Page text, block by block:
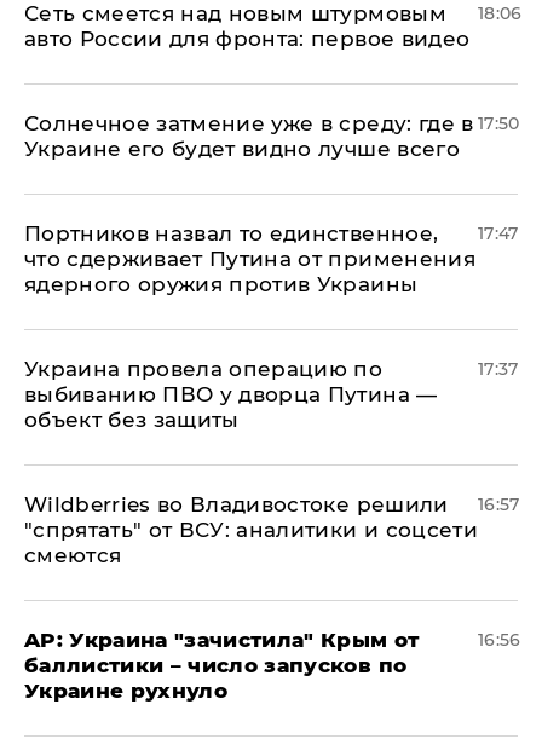
Сеть смеется над новым штурмовым
авто России для фронта: первое видео
18:06
​Солнечное затмение уже в среду: где в
Украине его будет видно лучше всего
17:50
Портников назвал то единственное,
что сдерживает Путина от применения
ядерного оружия против Украины
17:47
Украина провела операцию по
выбиванию ПВО у дворца Путина —
объект без защиты
17:37
Wildberries во Владивостоке решили
"спрятать" от ВСУ: аналитики и соцсети
смеются
16:57
AP: Украина "зачистила" Крым от
баллистики – число запусков по
Украине рухнуло
16:56